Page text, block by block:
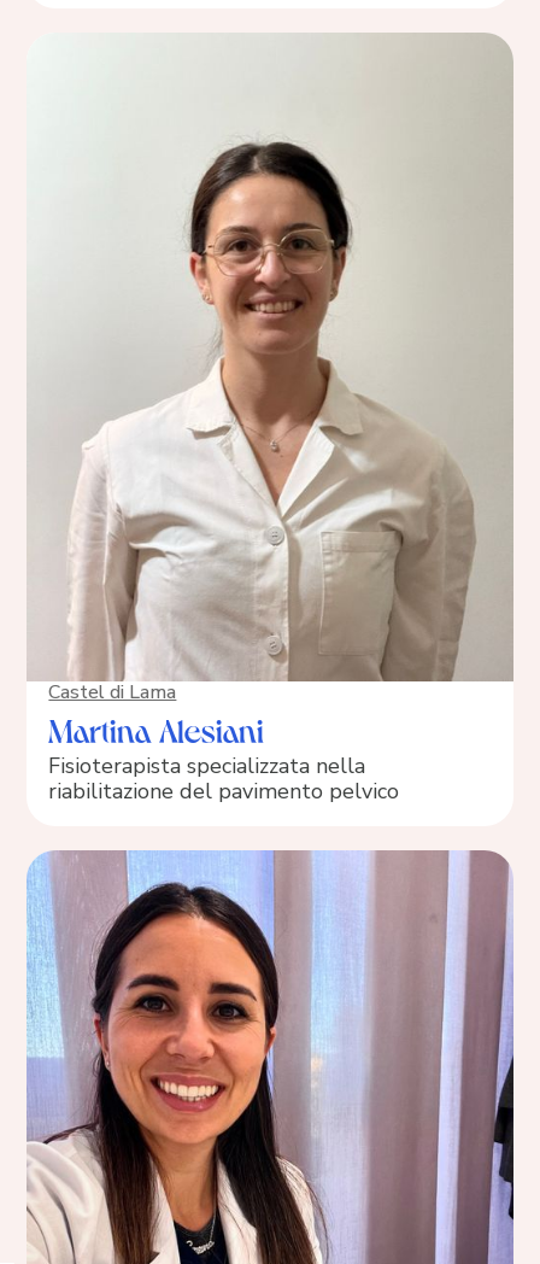
Castel di Lama
Martina Alesiani
Fisioterapista specializzata nella
riabilitazione del pavimento pelvico